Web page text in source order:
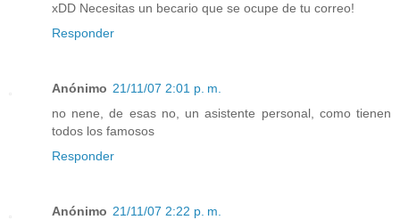
xDD Necesitas un becario que se ocupe de tu correo!
Responder
Anónimo 21/11/07 2:01 p. m.
no nene, de esas no, un asistente personal, como tienen
todos los famosos
Responder
Anónimo 21/11/07 2:22 p. m.